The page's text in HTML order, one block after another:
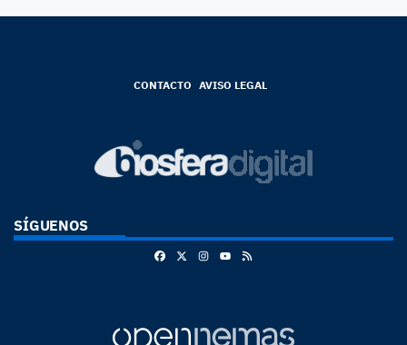
CONTACTO AVISO LEGAL
SÍGUENOS
FacebookInstagram